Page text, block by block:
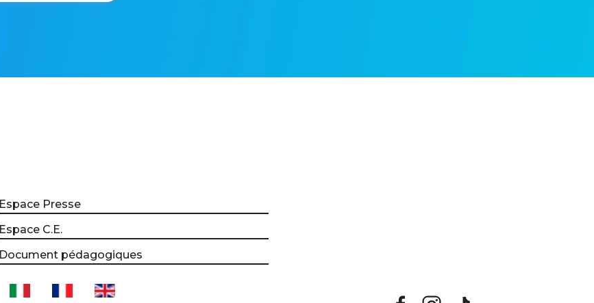
Espace Presse
Espace C.E.
Document pédagogiques